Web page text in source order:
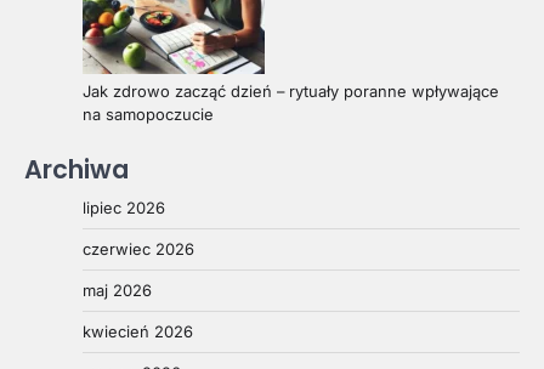
Jak zdrowo zacząć dzień – rytuały poranne wpływające
na samopoczucie
Archiwa
lipiec 2026
czerwiec 2026
maj 2026
kwiecień 2026